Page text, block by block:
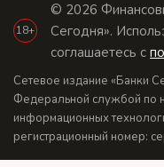
18+
© 2026
Сегодня».
соглашаетесь с
Сетевое издание «Банки
Федеральной службой по
информационных
регистрационный номер: